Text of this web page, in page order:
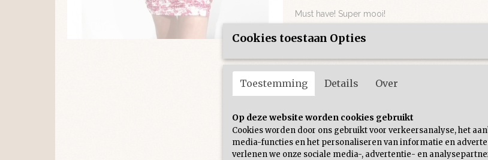
Must have! Super mooi!
Cookies toestaan Opties
Toestemming Details Over
Op deze website worden cookies gebruikt
Cookies worden door ons gebruikt voor verkeersanalyse, het
media-functies en het personaliseren van informatie en
verlenen we onze sociale media-, advertentie- en